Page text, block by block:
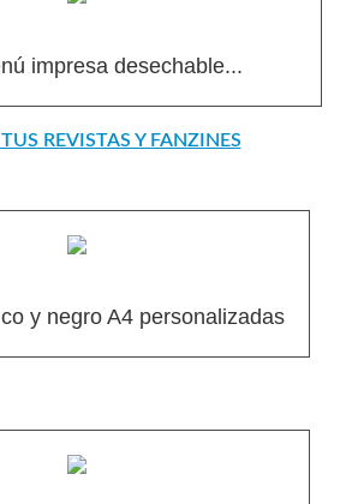
impresa desechable...
REVISTAS Y FANZINES
y negro A4 personalizadas